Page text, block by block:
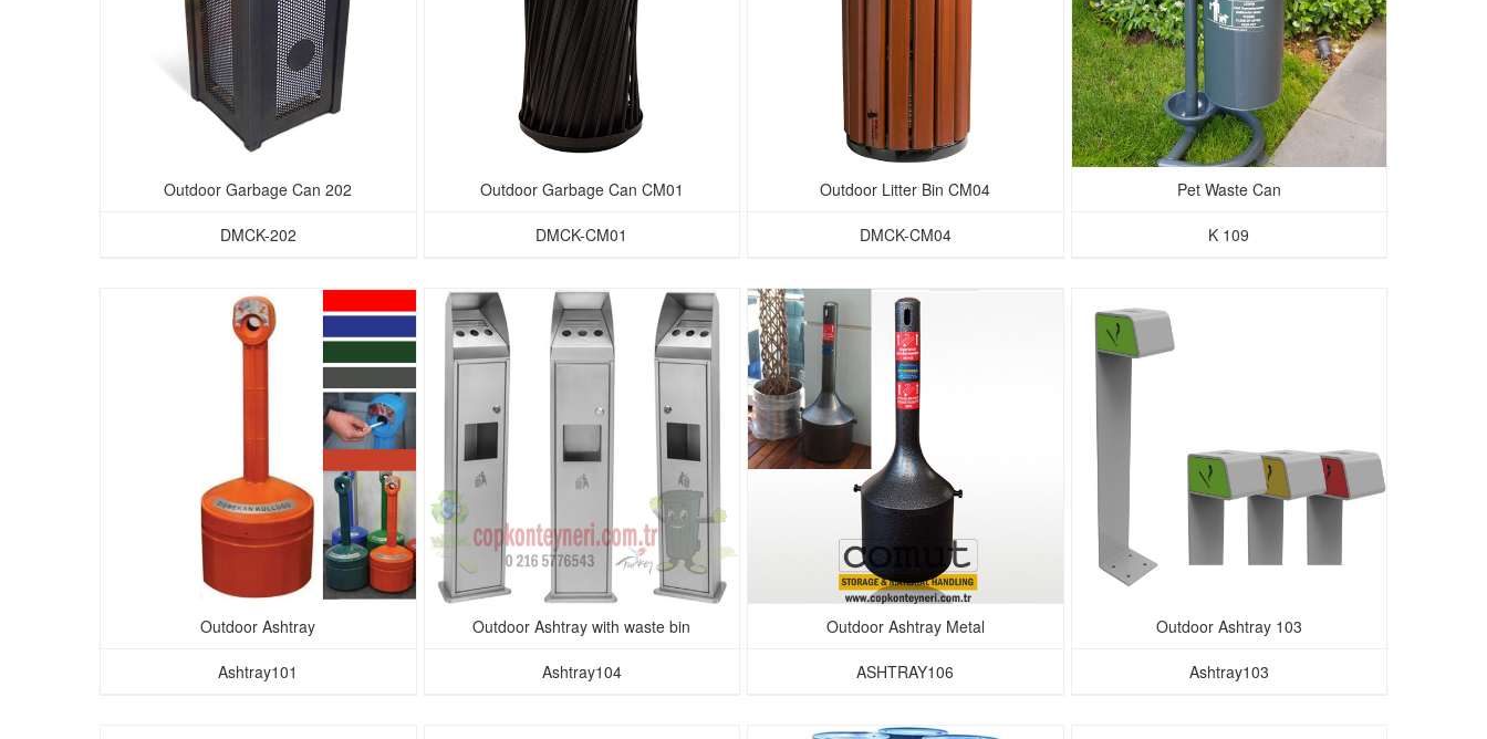
Outdoor Garbage Can 202
DMCK-202
Outdoor Garbage Can CM01
DMCK-CM01
Outdoor Litter Bin CM04
DMCK-CM04
Pet Waste Can
K 109
Outdoor Ashtray
Ashtray101
Outdoor Ashtray with waste bin
Ashtray104
Outdoor Ashtray Metal
ASHTRAY106
Outdoor Ashtray 103
Ashtray103